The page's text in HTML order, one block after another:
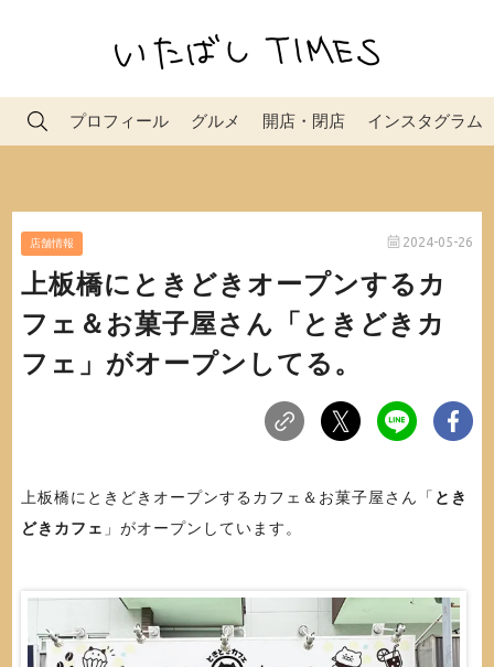
プロフィール グルメ 開店・閉店 インスタグラム
店舗情報 2024-05-26
上板橋にときどきオープンするカ
フェ＆お菓子屋さん「ときどきカ
フェ」がオープンしてる。
上板橋にときどきオープンするカフェ＆お菓子屋さん「 とき
どきカフェ 」がオープンしています。